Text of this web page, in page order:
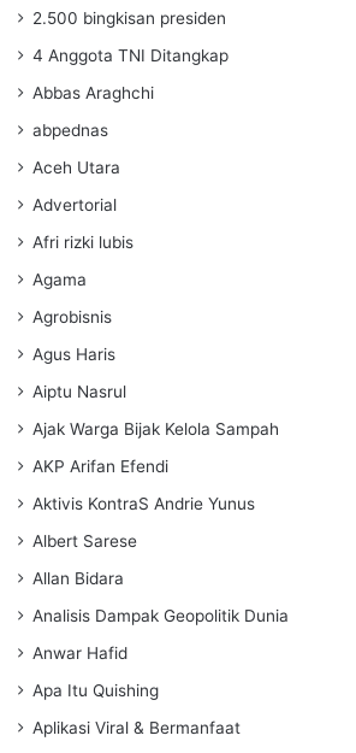
2.500 bingkisan presiden
4 Anggota TNI Ditangkap
Abbas Araghchi
abpednas
Aceh Utara
Advertorial
Afri rizki lubis
Agama
Agrobisnis
Agus Haris
Aiptu Nasrul
Ajak Warga Bijak Kelola Sampah
AKP Arifan Efendi
Aktivis KontraS Andrie Yunus
Albert Sarese
Allan Bidara
Analisis Dampak Geopolitik Dunia
Anwar Hafid
Apa Itu Quishing
Aplikasi Viral & Bermanfaat